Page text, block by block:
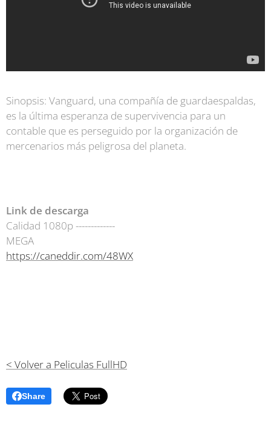
Sinopsis: Vanguard, una compañía de guardaespaldas,
es la última esperanza de supervivencia para un
contable que es perseguido por la organización de
mercenarios más peligrosa del planeta.
Link de descarga
Calidad 1080p -------------
MEGA
https://caneddir.com/48WX
< Volver a Peliculas FullHD
Share